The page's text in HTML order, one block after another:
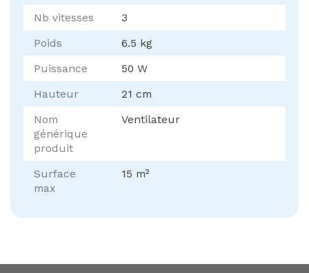
Nb vitesses
3
Poids
6.5 kg
Puissance
50 W
Hauteur
21 cm
Nom
générique
produit
Ventilateur
Surface
max
15 m²